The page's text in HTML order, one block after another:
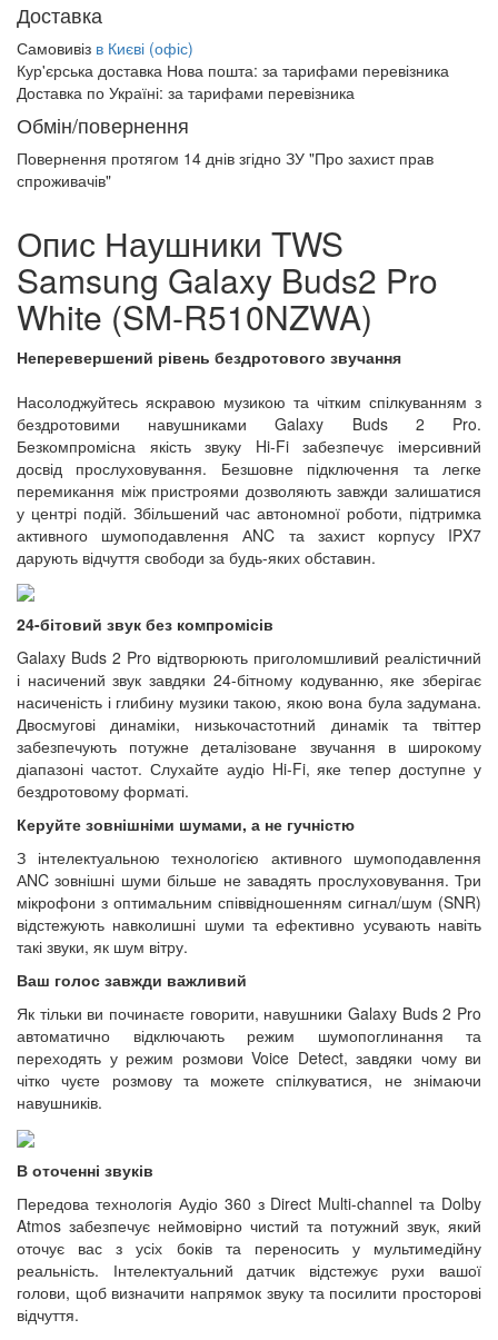
Доставка
Самовивіз в Києві (офіс)
Кур'єрська доставка Нова пошта: за тарифами перевізника
Доставка по Україні: за тарифами перевізника
Обмін/повернення
Повернення протягом 14 днів згідно ЗУ "Про захист прав
спроживачів"
Опис Наушники TWS
Samsung Galaxy Buds2 Pro
White (SM-R510NZWA)
Неперевершений рівень бездротового звучання
Насолоджуйтесь яскравою музикою та чітким спілкуванням з
бездротовими навушниками Galaxy Buds 2 Pro.
Безкомпромісна якість звуку Hi-Fi забезпечує імерсивний
досвід прослуховування. Безшовне підключення та легке
перемикання між пристроями дозволяють завжди залишатися
у центрі подій. Збільшений час автономної роботи, підтримка
активного шумоподавлення АNC та захист корпусу IPX7
дарують відчуття свободи за будь-яких обставин.
24-бітовий звук без компромісів
Galaxy Buds 2 Pro відтворюють приголомшливий реалістичний
і насичений звук завдяки 24-бітному кодуванню, яке зберігає
насиченість і глибину музики такою, якою вона була задумана.
Двосмугові динаміки, низькочастотний динамік та твіттер
забезпечують потужне деталізоване звучання в широкому
діапазоні частот. Слухайте аудіо Hi-Fi, яке тепер доступне у
бездротовому форматі.
Керуйте зовнішніми шумами, а не гучністю
З інтелектуальною технологією активного шумоподавлення
АNC зовнішні шуми більше не завадять прослуховування. Три
мікрофони з оптимальним співвідношенням сигнал/шум (SNR)
відстежують навколишні шуми та ефективно усувають навіть
такі звуки, як шум вітру.
Ваш голос завжди важливий
Як тільки ви починаєте говорити, навушники Galaxy Buds 2 Pro
автоматично відключають режим шумопоглинання та
переходять у режим розмови Voice Detect, завдяки чому ви
чітко чуєте розмову та можете спілкуватися, не знімаючи
навушників.
В оточенні звуків
Передова технологія Аудіо 360 з Direct Multi-channel та Dolby
Atmos забезпечує неймовірно чистий та потужний звук, який
оточує вас з усіх боків та переносить у мультимедійну
реальність. Інтелектуальний датчик відстежує рухи вашої
голови, щоб визначити напрямок звуку та посилити просторові
відчуття.